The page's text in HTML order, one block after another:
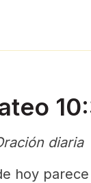
diaria
hoy